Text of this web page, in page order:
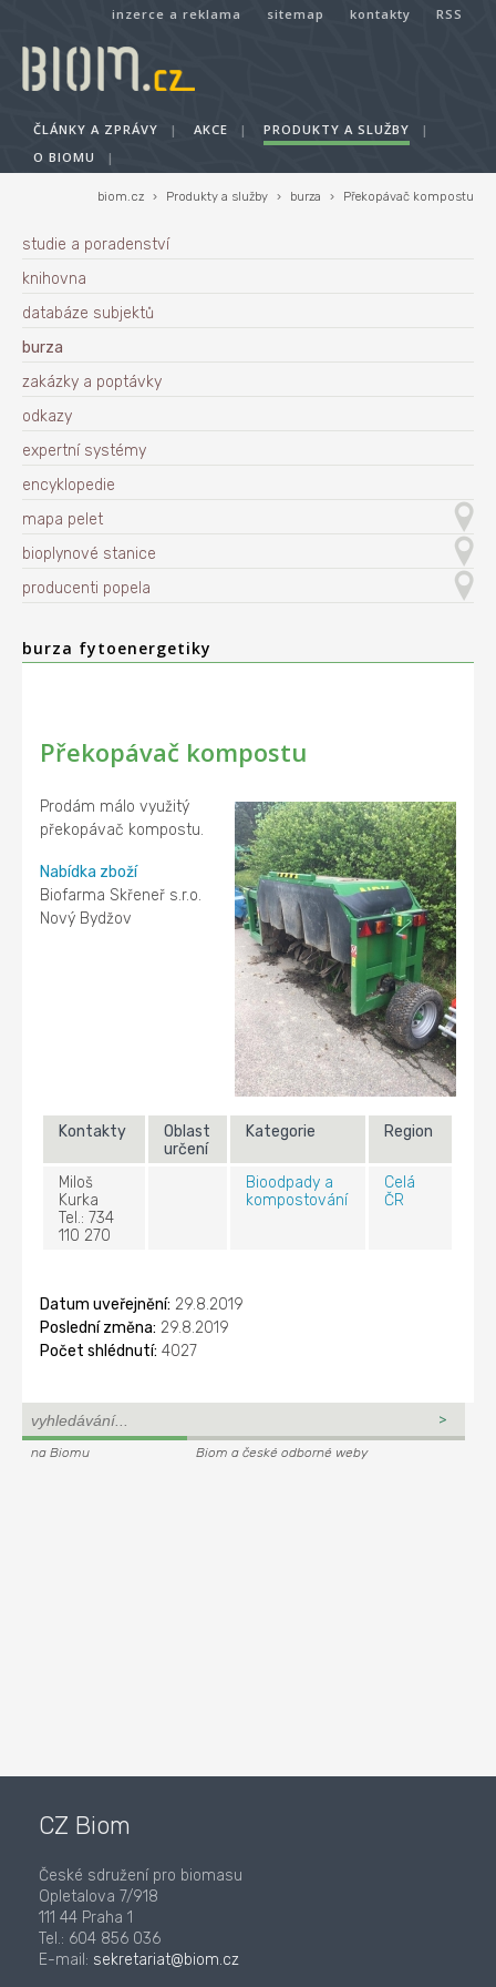
inzerce a reklama sitemap kontakty RSS
ČLÁNKY A ZPRÁVY | AKCE | PRODUKTY A SLUŽBY
|
O BIOMU
|
biom.cz › Produkty a služby › burza › Překopávač kompostu
studie a poradenství
knihovna
databáze subjektů
burza
zakázky a poptávky
odkazy
expertní systémy
encyklopedie
mapa pelet
bioplynové stanice
producenti popela
burza fytoenergetiky
Překopávač kompostu
Prodám málo využitý
překopávač kompostu.
Nabídka zboží
Biofarma Skřeneř s.r.o.
Nový Bydžov
Kontakty
Oblast
určení
Kategorie Region
Miloš
Kurka
Tel.: 734
110 270
Bioodpady a
kompostování
Celá
ČR
Datum uveřejnění: 29.8.2019
Poslední změna: 29.8.2019
Počet shlédnutí: 4027
na Biomu Biom a české odborné weby
CZ Biom
České sdružení pro biomasu
Opletalova 7/918
111 44 Praha 1
Tel.: 604 856 036
E-mail: sekretariat@biom.cz